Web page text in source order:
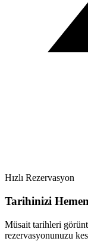
Hızlı Rezervasyon
Tarihinizi
Müsait tarihleri
rezervasyonunuzu